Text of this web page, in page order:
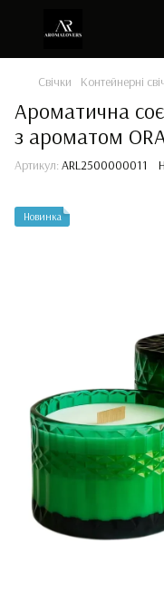
Свічки Контейнерні
Ароматична
з ароматом
Артикул: ARL2500000011
Новинка